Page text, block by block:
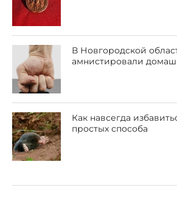
В Новгородской
амнистировали
Как навсегда
простых способа